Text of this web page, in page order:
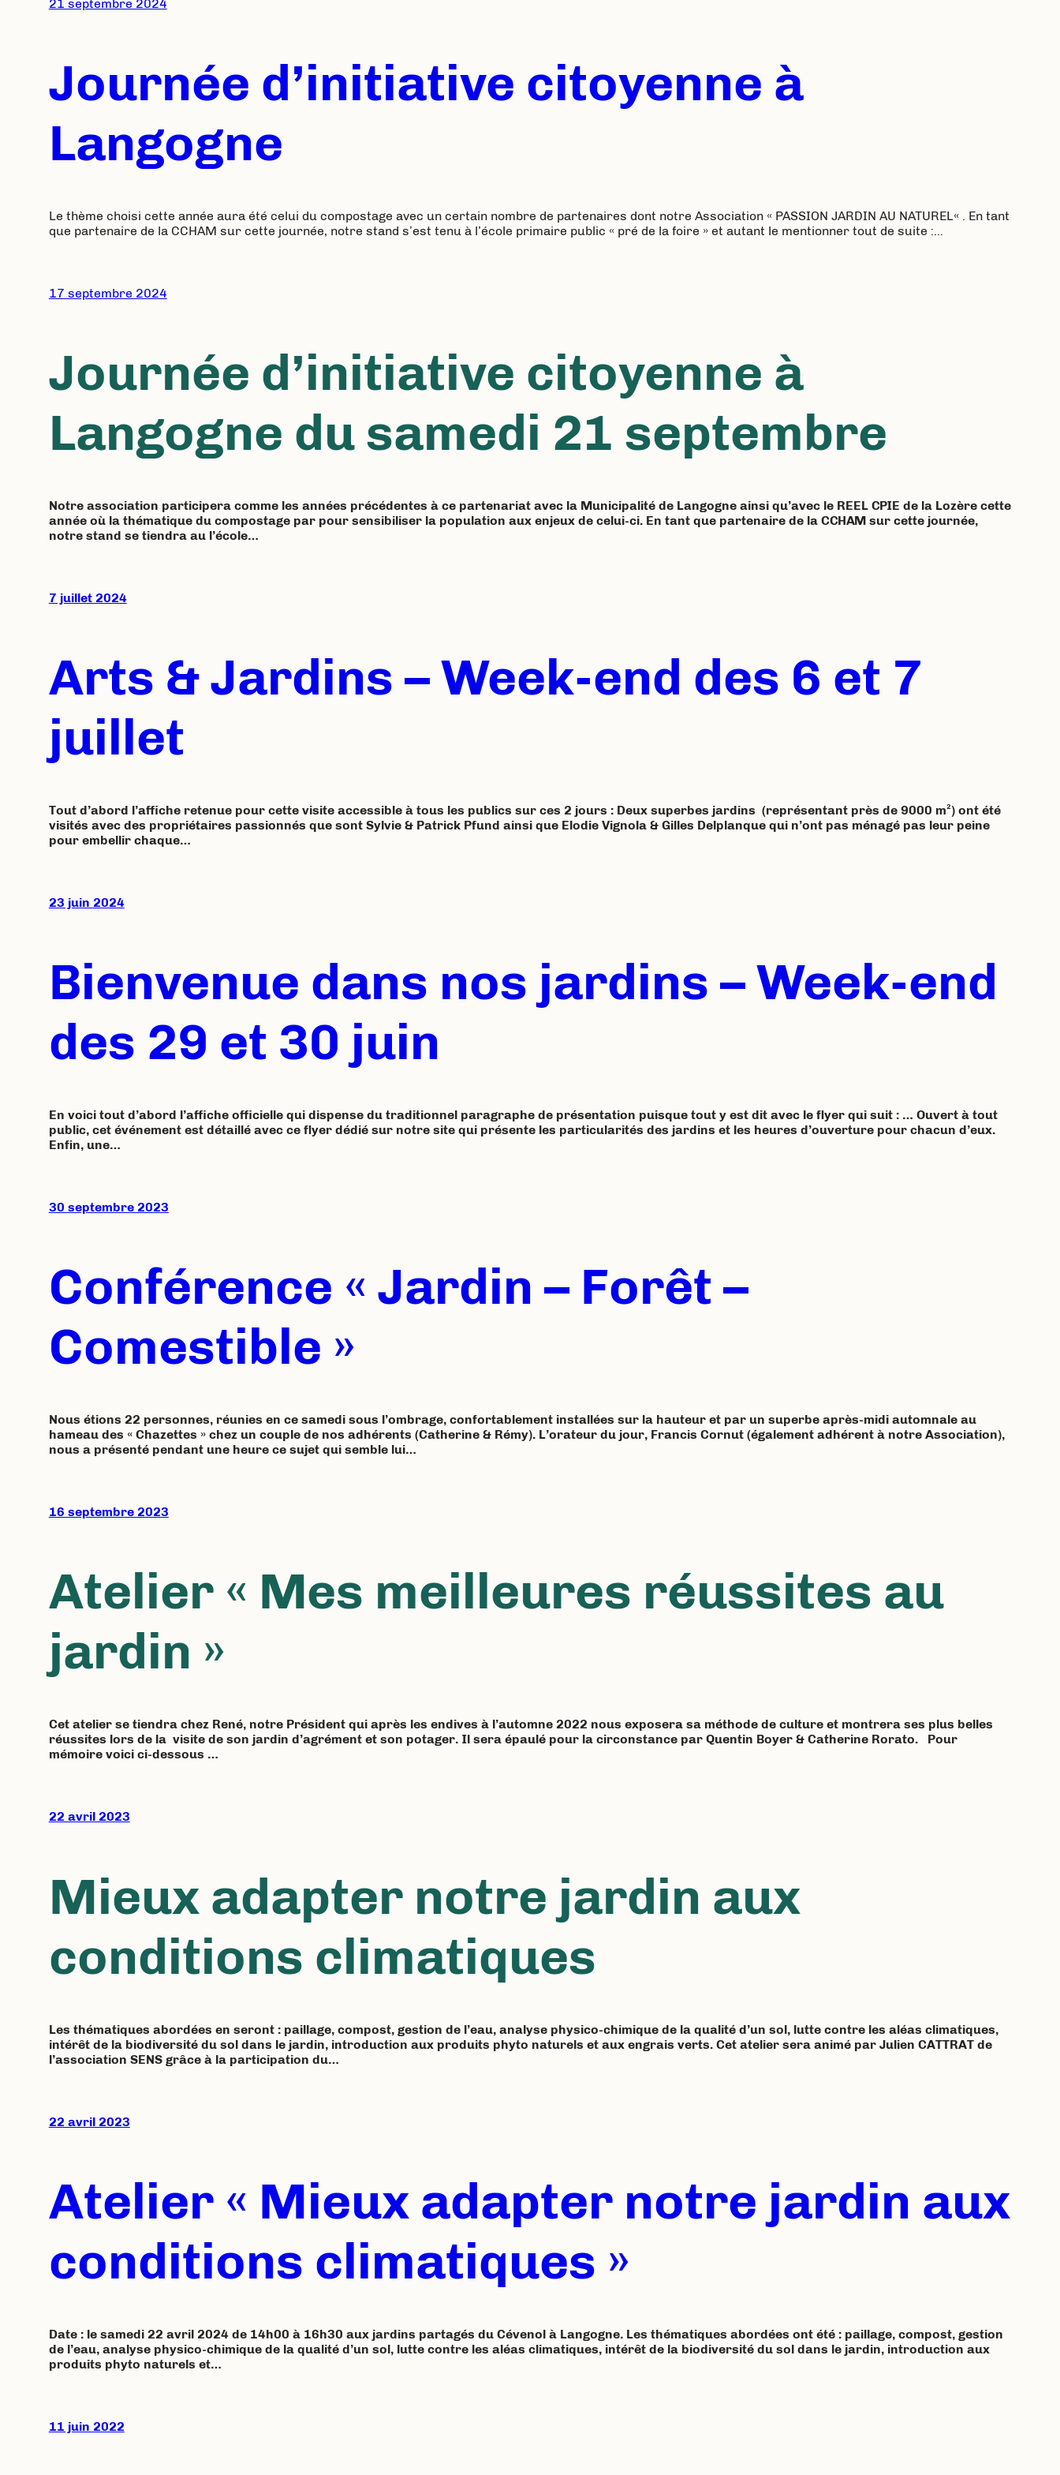
21 septembre 2024
Journée d’initiative citoyenne à
Langogne
Le thème choisi cette année aura été celui du compostage avec un certain nombre de partenaires dont notre Association « PASSION JARDIN AU NATUREL« . En tant
que partenaire de la CCHAM sur cette journée, notre stand s’est tenu à l’école primaire public « pré de la foire » et autant le mentionner tout de suite :…
17 septembre 2024
Journée d’initiative citoyenne à
Langogne du samedi 21 septembre
Notre association participera comme les années précédentes à ce partenariat avec la Municipalité de Langogne ainsi qu’avec le REEL CPIE de la Lozère cette
année où la thématique du compostage par pour sensibiliser la population aux enjeux de celui-ci. En tant que partenaire de la CCHAM sur cette journée,
notre stand se tiendra au l’école…
7 juillet 2024
Arts & Jardins – Week-end des 6 et 7
juillet
Tout d’abord l’affiche retenue pour cette visite accessible à tous les publics sur ces 2 jours : Deux superbes jardins (représentant près de 9000 m²) ont été
visités avec des propriétaires passionnés que sont Sylvie & Patrick Pfund ainsi que Elodie Vignola & Gilles Delplanque qui n’ont pas ménagé pas leur peine
pour embellir chaque…
23 juin 2024
Bienvenue dans nos jardins – Week-end
des 29 et 30 juin
En voici tout d’abord l’affiche officielle qui dispense du traditionnel paragraphe de présentation puisque tout y est dit avec le flyer qui suit : … Ouvert à tout
public, cet événement est détaillé avec ce flyer dédié sur notre site qui présente les particularités des jardins et les heures d’ouverture pour chacun d’eux.
Enfin, une…
30 septembre 2023
Conférence « Jardin – Forêt –
Comestible »
Nous étions 22 personnes, réunies en ce samedi sous l’ombrage, confortablement installées sur la hauteur et par un superbe après-midi automnale au
hameau des « Chazettes » chez un couple de nos adhérents (Catherine & Rémy). L’orateur du jour, Francis Cornut (également adhérent à notre Association),
nous a présenté pendant une heure ce sujet qui semble lui…
16 septembre 2023
Atelier « Mes meilleures réussites au
jardin »
Cet atelier se tiendra chez René, notre Président qui après les endives à l’automne 2022 nous exposera sa méthode de culture et montrera ses plus belles
réussites lors de la visite de son jardin d’agrément et son potager. Il sera épaulé pour la circonstance par Quentin Boyer & Catherine Rorato. Pour
mémoire voici ci-dessous …
22 avril 2023
Mieux adapter notre jardin aux
conditions climatiques
Les thématiques abordées en seront : paillage, compost, gestion de l’eau, analyse physico-chimique de la qualité d’un sol, lutte contre les aléas climatiques,
intérêt de la biodiversité du sol dans le jardin, introduction aux produits phyto naturels et aux engrais verts. Cet atelier sera animé par Julien CATTRAT de
l’association SENS grâce à la participation du…
22 avril 2023
Atelier « Mieux adapter notre jardin aux
conditions climatiques »
Date : le samedi 22 avril 2024 de 14h00 à 16h30 aux jardins partagés du Cévenol à Langogne. Les thématiques abordées ont été : paillage, compost, gestion
de l’eau, analyse physico-chimique de la qualité d’un sol, lutte contre les aléas climatiques, intérêt de la biodiversité du sol dans le jardin, introduction aux
produits phyto naturels et…
11 juin 2022